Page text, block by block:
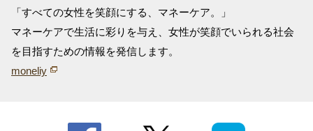
「すべての女性を笑顔にする、マネーケア。」
マネーケアで生活に彩りを与え、女性が笑顔でいられる社会
を目指すための情報を発信します。
moneliy